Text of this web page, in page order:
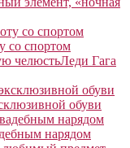
со спортом
Леди Гага
обуви
нарядом